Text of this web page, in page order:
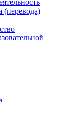
(перевода)